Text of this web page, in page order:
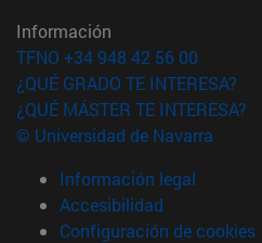
Información
TFNO +34 948 42 56 00
¿QUÉ GRADO TE INTERESA?
¿QUÉ MÁSTER TE INTERESA?
© Universidad de Navarra
Información legal
Accesibilidad
Configuración de cookies